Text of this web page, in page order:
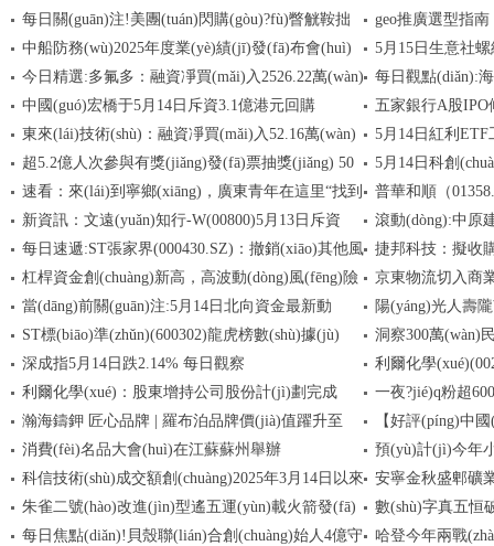
幣
(chuàng)2023年2月15日以來(lái)新高
化工概念活躍，
(diǎn)
每日關(guān)注!美團(tuán)閃購(gòu)?fù)瞥觥鞍拙
乒?jié)” 打造酒水即時(shí)零售月度專(zhuān)區(qū)
geo推廣選型指
(quán)威實(shí)力
中船防務(wù)2025年度業(yè)績(jī)發(fā)布會(huì)
圓滿(mǎn)召開(kāi)
5月15日生意社
元/噸
今日精選:多氟多：融資凈買(mǎi)入2526.22萬(wàn)
元，融資余額23.77億元
每日觀點(diǎn):
6637.09萬(wàn)元
中國(guó)宏橋于5月14日斥資3.1億港元回購
(gòu)925.15萬(wàn)股 當(dāng)前熱議
五家銀行A股IPO
(jī)表現(xiàn)分化_
東來(lái)技術(shù)：融資凈買(mǎi)入52.16萬(wàn)
元，融資余額5762.01萬(wàn)元
5月14日紅利ETF
份，重倉(cāng)股
器-視焦點(diǎn)訊
超5.2億人次參與有獎(jiǎng)發(fā)票抽獎(jiǎng) 50
個(gè)試點(diǎn)城市投入獎(jiǎng)金48.9億元 獨(dú)
家焦點(diǎn)
5月14日科創
少900萬(wàn)份
(jì)、瀾起科技_焦
速看：來(lái)到寧鄉(xiāng)，廣東青年在這里“找到
了生活”
普華和順（
(wàn)股 耗資
新資訊：文遠(yuǎn)知行-W(00800)5月13日斥資
174.4萬(wàn)美元回購(gòu)72萬(wàn)股
滾動(dòng):中原
王凱任執(zhí)行董
(quán)代表
每日速遞:ST張家界(000430.SZ)：撤銷(xiāo)其他風
(fēng)險(xiǎn)警示 股票停牌
捷邦科技：擬收
55%股權(quán)
杠桿資金創(chuàng)新高，高波動(dòng)風(fēng)險
(xiǎn)隨之而來(lái)？三組數(shù)據(jù)拆解當(dāng)
前結(jié)構(gòu) 熱資訊
京東物流切入商
當(dāng)前關(guān)注:5月14日北向資金最新動
(dòng)向（附十大成交股）
陽(yáng)光人壽
(gè)人保險(xiǎn)
罰款0.3萬(wàn)元-
ST標(biāo)準(zhǔn)(600302)龍虎榜數(shù)據(jù)
(05-14)
洞察300萬(wàn)民
角獸嘉年華”即將
長(zhǎng)
深成指5月14日跌2.14% 每日觀察 利爾化學
增持5萬(wàn)股 前
利爾化學(xué)：股東增持公司股份計(jì)劃完成 一夜?jié)q粉超
安”正式回歸|今日
瀚海鑄鉀 匠心品牌 | 羅布泊品牌價(jià)值躍升至
124.86億元
【好評(píng)中
務(wù)從不止于“
消費(fèi)名品大會(huì)在江蘇蘇州舉辦 預(yù)計(jì)今年
左右
科信技術(shù)成交額創(chuàng)2025年3月14日以來
(lái)新高 快訊
安寧金秋盛郫礦
10萬(wàn)人民幣
朱雀二號(hào)改進(jìn)型遙五運(yùn)載火箭發(fā)
射成功 快訊
數(shù)字真五恒
高端環(huán)境健
每日焦點(diǎn)!貝殼聯(lián)合創(chuàng)始人4億守 哈登今年兩戰